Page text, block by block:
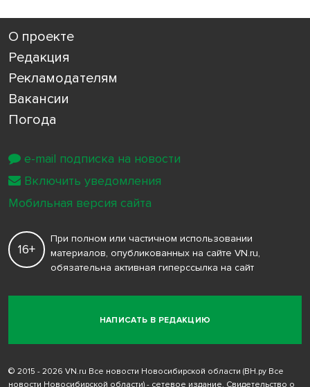
О проекте
Редакция
Рекламодателям
Вакансии
Погода
НАПИСАТЬ В РЕДАКЦИЮ
16+
При полном или частичном использовании
материалов, опубликованных на сайте VN.ru,
обязательна активная гиперссылка на сайт
© 2015 - 2026 VN.ru Все новости Новосибирской области (ВН.ру Все
новости Новосибирской области) - сетевое издание. Свидетельство о
e-mail подписка на новости
Включить уведомления
Мобильная версия сайта